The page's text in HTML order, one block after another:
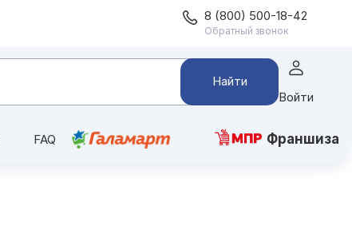
8 (800) 500-18-42
Обратный звонок
Найти
Войти
FAQ Франшиза